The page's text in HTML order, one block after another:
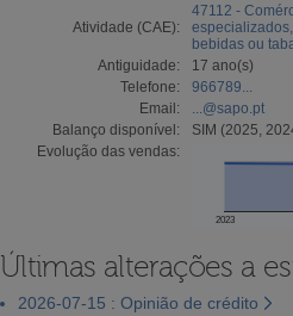
Atividade (CAE):
47112 -
bebidas ou
Antiguidade:
17 ano(s)
Telefone:
966789...
Email:
...@sapo.pt
Balanço disponível:
SIM (2025,
Evolução das vendas:
2023
Últimas alterações a
2026-07-15 : Opinião de crédito